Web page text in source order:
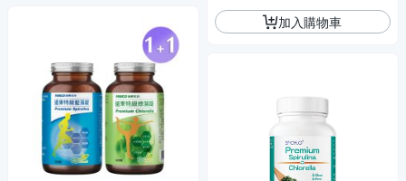
加入購物車